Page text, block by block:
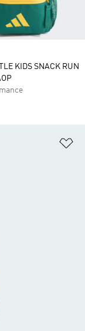
KIDS SNACK RUN